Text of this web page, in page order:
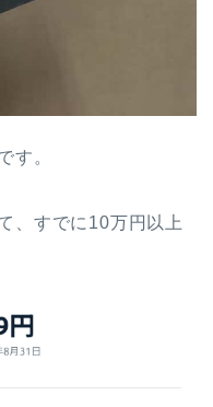
す。
、すでに10万円以上